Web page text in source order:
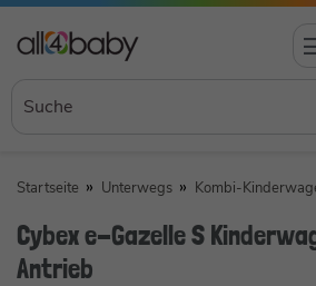
Startseite Unterwegs Kombi-
Cybex e-Gazelle S
Antrieb